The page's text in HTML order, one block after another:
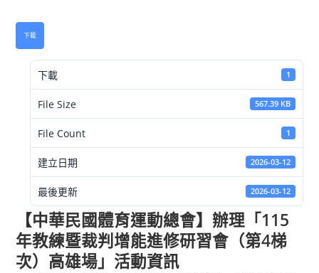
下載
下載 1
File Size 567.39 KB
File Count 1
建立日期 2026-03-12
最後更新 2026-03-12
【中華民國體育運動總會】辦理「115
年教練暨裁判增能進修研習會（第4梯
次）高雄場」活動資訊